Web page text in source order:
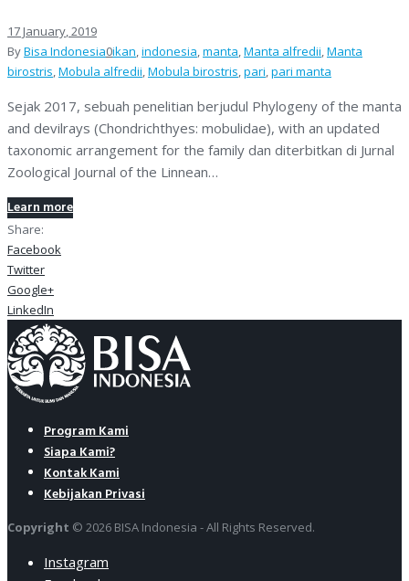
17 January, 2019
ByBisa Indonesia0ikan,indonesia,manta,Manta alfredii,Manta
birostris,Mobula alfredii,Mobula birostris,pari,pari manta
Sejak 2017, sebuah penelitian berjudul Phylogeny of the manta
and devilrays (Chondrichthyes: mobulidae), with an updated
taxonomic arrangement for the family dan diterbitkan di Jurnal
Zoological Journal of the Linnean…
Learn more
Share:
Facebook
Twitter
Google+
LinkedIn
Program Kami
Siapa Kami?
Kontak Kami
Kebijakan Privasi
Copyright © 2026 BISA Indonesia - All Rights Reserved.
Instagram